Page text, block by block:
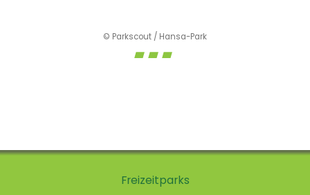
© Parkscout / Hansa-Park
Freizeitparks